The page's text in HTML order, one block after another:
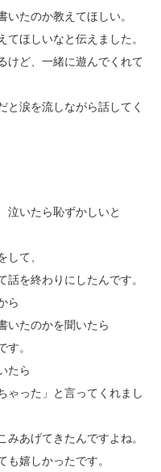
たのか教えてほしい。
ほしいなと伝えました。
けど、一緒に遊んでくれて
と涙を流しながら話してく
泣いたら恥ずかしいと
して、
を終わりにしたんです。
ら
いたのかを聞いたら
。
たら
ゃった」と言ってくれまし
あげてきたんですよね。
嬉しかったです。